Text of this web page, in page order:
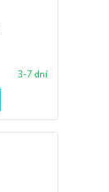
3-7 dní